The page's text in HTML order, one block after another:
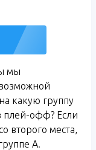
мы
какую группу
плей-офф? Если
второго места,
A.